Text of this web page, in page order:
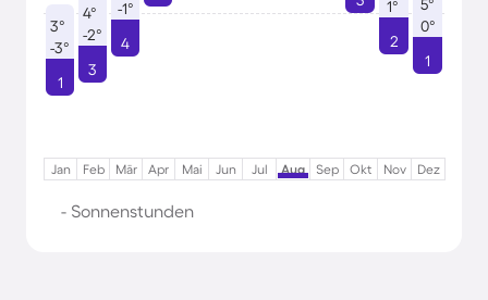
3°
-3°
1
4°
-2°
3
-1°
4
1°
2
5°
0°
1
Jan Feb Mär Apr Mai Jun Jul Aug Sep Okt Nov Dez
- Sonnenstunden